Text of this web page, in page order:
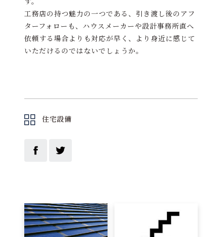
工務店の持つ魅力の一つである、引き渡し後のアフ
ターフォローも、ハウスメーカーや設計事務所直へ
依頼する場合よりも対応が早く、より身近に感じて
いただけるのではないでしょうか。
住宅設備